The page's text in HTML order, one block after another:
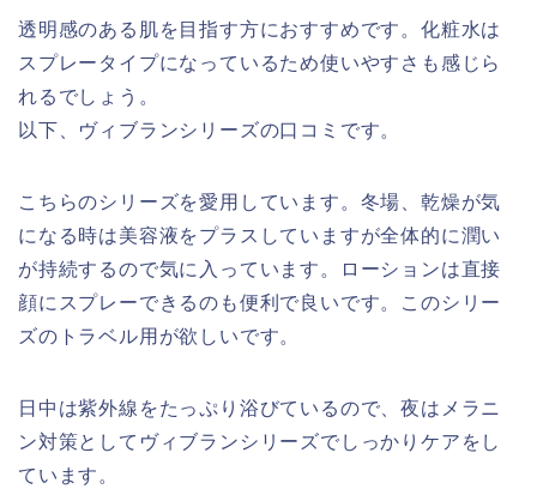
透明感のある肌を目指す方におすすめです。化粧水は
スプレータイプになっているため使いやすさも感じら
れるでしょう。
以下、ヴィブランシリーズの口コミです。
こちらのシリーズを愛用しています。冬場、乾燥が気
になる時は美容液をプラスしていますが全体的に潤い
が持続するので気に入っています。ローションは直接
顔にスプレーできるのも便利で良いです。このシリー
ズのトラベル用が欲しいです。
日中は紫外線をたっぷり浴びているので、夜はメラニ
ン対策としてヴィブランシリーズでしっかりケアをし
ています。